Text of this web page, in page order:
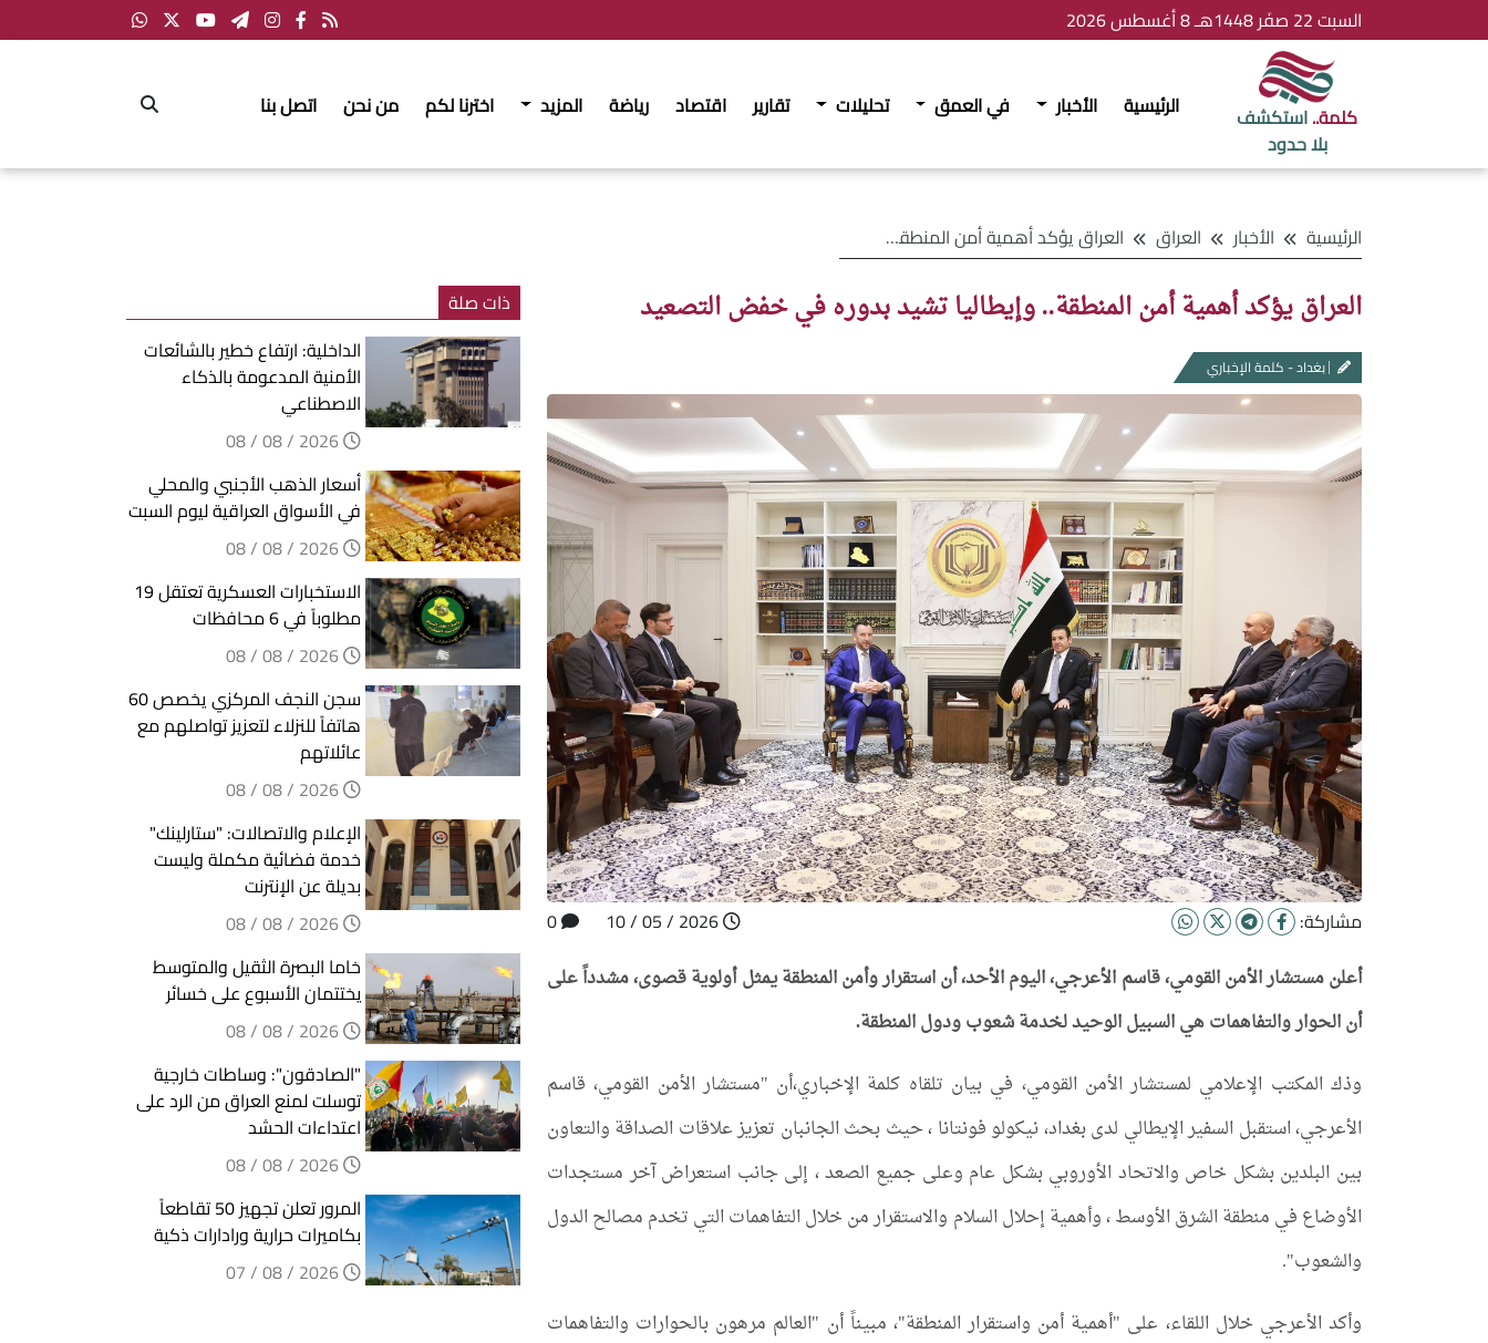
السبت 22 صفَر 1448هـ 8 أغسطس 2026
كلمة..استكشف
بلا حدود
الرئيسية الأخبار في العمق تحليلات تقارير اقتصاد رياضة المزيد اخترنا لكم من نحن اتصل بنا
الرئيسية الأخبار العراق العراق يؤكد أهمية أمن المنطقة.. وإيطاليا تشيد بدوره في خفض التصعيد
العراق يؤكد أهمية أمن المنطقة.. وإيطاليا تشيد بدوره في خفض التصعيد
بغداد - كلمة الإخباري
مشاركة:
أعلن مستشار الأمن القومي، قاسم الأعرجي، اليوم الأحد، أن استقرار وأمن المنطقة يمثل أولوية قصوى، مشدداً على
أن الحوار والتفاهمات هي السبيل الوحيد لخدمة شعوب ودول المنطقة.
وذك المكتب الإعلامي لمستشار الأمن القومي، في بيان تلقاه كلمة الإخباري،أن "مستشار الأمن القومي، قاسم
الأعرجي، استقبل السفير الإيطالي لدى بغداد، نيكولو فونتانا ، حيث بحث الجانبان تعزيز علاقات الصداقة والتعاون
بين البلدين بشكل خاص والاتحاد الأوروبي بشكل عام وعلى جميع الصعد ، إلى جانب استعراض آخر مستجدات
الأوضاع في منطقة الشرق الأوسط ، وأهمية إحلال السلام والاستقرار من خلال التفاهمات التي تخدم مصالح الدول
والشعوب".
وأكد الأعرجي خلال اللقاء، على "أهمية أمن واستقرار المنطقة"، مبيناً أن "العالم مرهون بالحوارات والتفاهمات
ذات صلة
الداخلية: ارتفاع خطير بالشائعات
الأمنية المدعومة بالذكاء
الاصطناعي
أسعار الذهب الأجنبي والمحلي
في الأسواق العراقية ليوم السبت
الاستخبارات العسكرية تعتقل 19
مطلوباً في 6 محافظات
سجن النجف المركزي يخصص 60
هاتفاً للنزلاء لتعزيز تواصلهم مع
عائلاتهم
الإعلام والاتصالات: "ستارلينك"
خدمة فضائية مكملة وليست
بديلة عن الإنترنت
خاما البصرة الثقيل والمتوسط
يختتمان الأسبوع على خسائر
"الصادقون": وساطات خارجية
توسلت لمنع العراق من الرد على
اعتداءات الحشد
المرور تعلن تجهيز 50 تقاطعاً
بكاميرات حرارية ورادارات ذكية